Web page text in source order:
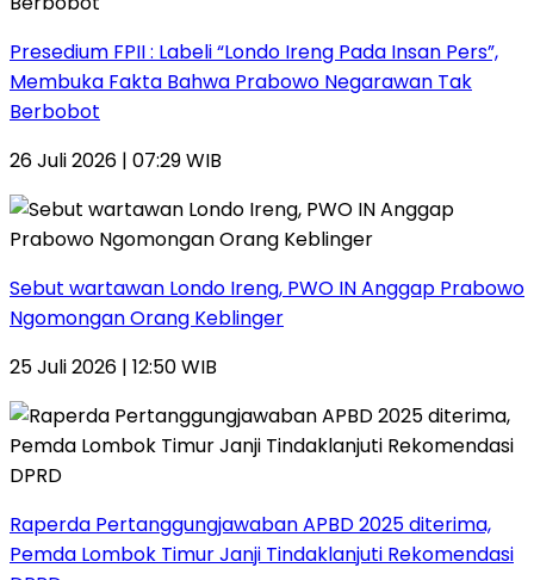
Presedium FPII : Labeli “Londo Ireng Pada Insan Pers”,
Membuka Fakta Bahwa Prabowo Negarawan Tak
Berbobot
26 Juli 2026 | 07:29 WIB
Sebut wartawan Londo Ireng, PWO IN Anggap Prabowo
Ngomongan Orang Keblinger
25 Juli 2026 | 12:50 WIB
Raperda Pertanggungjawaban APBD 2025 diterima,
Pemda Lombok Timur Janji Tindaklanjuti Rekomendasi